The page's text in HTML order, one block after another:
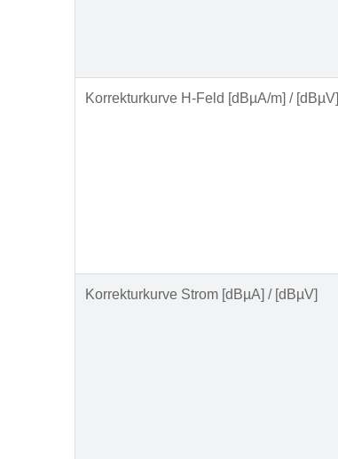
Korrekturkurve H-Feld [dBµA/m] / [dBµV]
Korrekturkurve Strom [dBµA] / [dBµV]